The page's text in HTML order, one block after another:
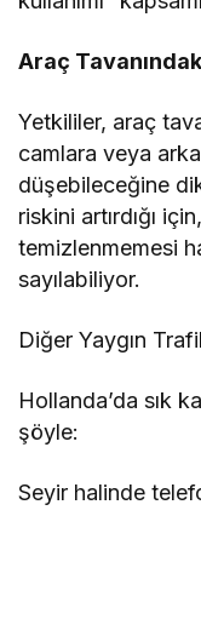
Araç
Yetkililer, araç
camlara veya
düşebileceğine
riskini artırdığı
temizlenmemesi
sayılabiliyor.
Diğer Yaygın
Hollanda’da sık
şöyle:
Seyir halinde